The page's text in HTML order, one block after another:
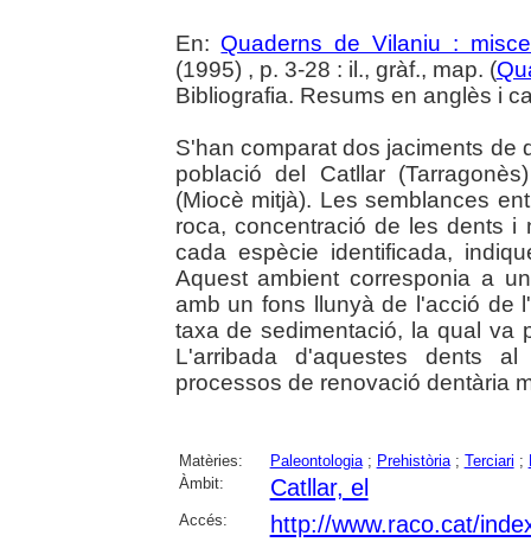
En: Quaderns de Vilaniu :
(1995) , p. 3-28 : il., gràf., map. (
Bibliografia. Resums en anglès i
S'han comparat dos jaciments de
població del Catllar
(Miocè mitjà). Les semblances
roca, concentració de les dents
cada espècie identificada,
Aquest ambient corresponia a
amb un fons llunyà de l'acció de
taxa de sedimentació, la qual va
L'arribada d'aquestes dents
processos de renovació dentària
Matèries: Paleontologia; Prehistòria; Terciari ;
Àmbit:
Catllar, el
Accés: http://www.raco.cat/